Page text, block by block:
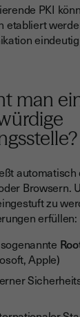
PKI
etabliert
man
automatisch
Browsern.
zu
erfüllen:
Apple)